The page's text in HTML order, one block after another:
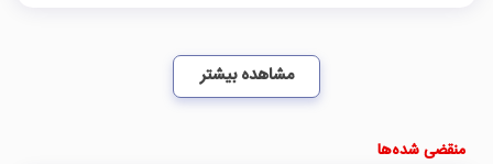
مشاهده بیشتر
منقضی شده‌ها